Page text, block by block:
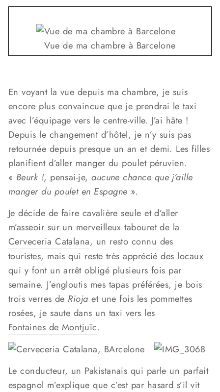
Vue de ma chambre à Barcelone
En voyant la vue depuis ma chambre, je suis
encore plus convaincue que je prendrai le taxi
avec l’équipage vers le centre-ville. J’ai hâte !
Depuis le changement d’hôtel, je n’y suis pas
retournée depuis presque un an et demi. Les filles
planifient d’aller manger du poulet péruvien.
« Beurk !, pensai-je, aucune chance que j’aille
manger du poulet en Espagne ».
Je décide de faire cavalière seule et d’aller
m’asseoir sur un merveilleux tabouret de la
Cerveceria Catalana, un resto connu des
touristes, mais qui reste très apprécié des locaux
qui y font un arrêt obligé plusieurs fois par
semaine. J’engloutis mes tapas préférées, je bois
trois verres de Rioja et une fois les pommettes
rosées, je saute dans un taxi vers les
Fontaines de Montjuïc.
Le conducteur, un Pakistanais qui parle un parfait
espagnol m’explique que c’est par hasard s’il vit